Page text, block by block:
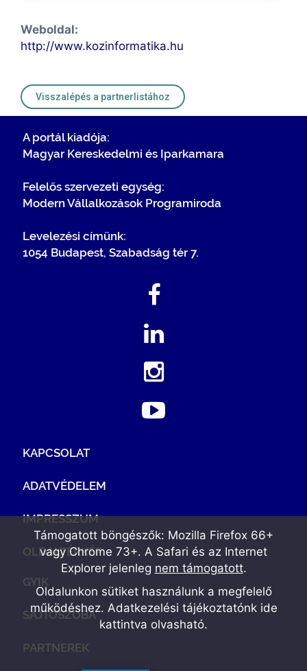
Weboldal:
http://www.kozinformatika.hu
Visszalépés a partnerlistához
A portál kiadója:
Magyar Kereskedelmi és Iparkamara
Felelős szervezeti egység:
Modern Vállalkozások Programiroda
Levelezési címünk:
1054 Budapest, Szabadság tér 7.
KAPCSOLAT
ADATVÉDELEM
IMPRESSZUM
OLDALTÉRKÉP
GYIK
SAJTÓSZOBA
PARTNEREK
Támogatott böngészők: Mozilla Firefox 66+
vagy Chrome 73+. A Safari és az Internet
Explorer jelenleg nem támogatott.
Oldalunkon sütiket használunk a megfelelő
működéshez. Adatkezelési tájékoztatónk ide
kattintva olvasható.